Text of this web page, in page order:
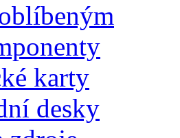
karty
desky